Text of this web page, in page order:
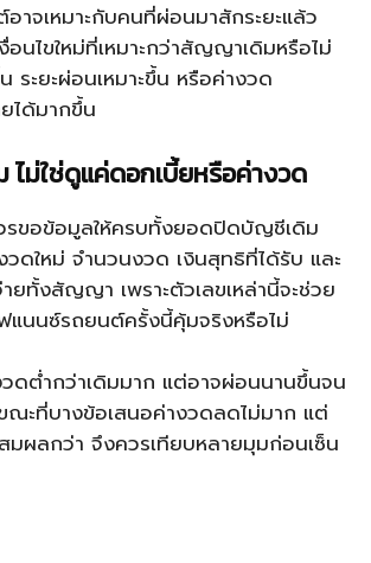
าจเหมาะกับคนที่ผ่อนมาสักระยะแล้ว
อนไขใหม่ที่เหมาะกว่าสัญญาเดิมหรือไม่
ระยะผ่อนเหมาะขึ้น หรือค่างวด
ได้มากขึ้น
ไม่ใช่ดูแค่ดอกเบี้ยหรือค่างวด
ขอข้อมูลให้ครบทั้งยอดปิดบัญชีเดิม
วดใหม่ จำนวนงวด เงินสุทธิที่ได้รับ และ
ทั้งสัญญา เพราะตัวเลขเหล่านี้จะช่วย
แนนซ์รถยนต์ครั้งนี้คุ้มจริงหรือไม่
ดต่ำกว่าเดิมมาก แต่อาจผ่อนนานขึ้นจน
ะที่บางข้อเสนอค่างวดลดไม่มาก แต่
ผลกว่า จึงควรเทียบหลายมุมก่อนเซ็น